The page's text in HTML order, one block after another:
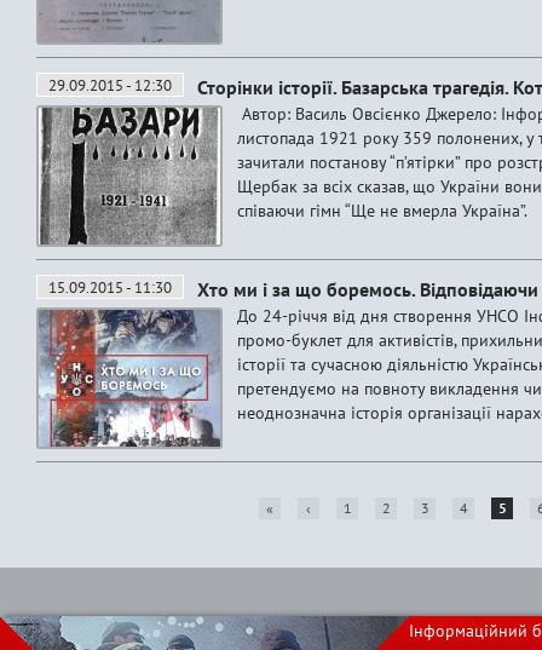
29.09.2015 - 12:30 Сторінки історії. Базарська трагедія.
Автор: Василь Овсієнко Джерело:
листопада 1921 року 359 полонених, у
зачитали постанову “п’ятірки” про
Щербак за всіх сказав, що України
співаючи гімн “Ще не вмерла
15.09.2015 - 11:30 Хто ми і за що боремось.
До 24-річчя від дня створення УНСО
промо-буклет для активістів,
історії та сучасною діяльністю
претендуємо на повноту викладення
неоднозначна історія організації
« ‹ 1 2 3 4 5
Інформаційний